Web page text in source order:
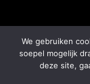
We gebruiken
soepel mogelijk
deze site,